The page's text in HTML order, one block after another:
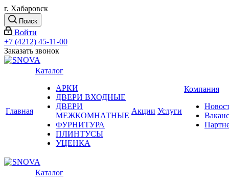
г. Хабаровск
Поиск
Войти
+7 (4212) 45-11-00
Заказать звонок
Главная
Каталог
АРКИ
ДВЕРИ ВХОДНЫЕ
ДВЕРИ
МЕЖКОМНАТНЫЕ
ФУРНИТУРА
ПЛИНТУСЫ
УЦЕНКА
Акции Услуги
Компания
Каталог